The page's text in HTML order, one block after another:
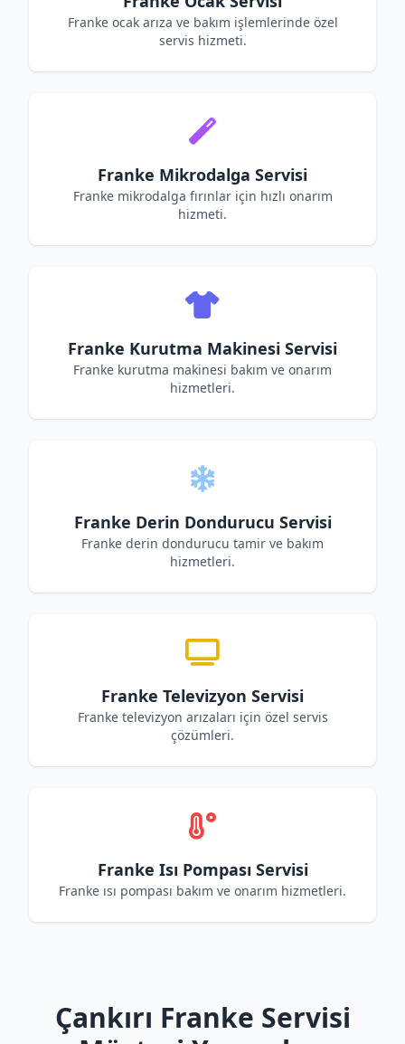
Franke ocak arıza ve bakım işlemlerinde özel
servis hizmeti.
Franke Mikrodalga Servisi
Franke mikrodalga fırınlar için hızlı onarım
hizmeti.
Franke Kurutma Makinesi Servisi
Franke kurutma makinesi bakım ve onarım
hizmetleri.
Franke Derin Dondurucu Servisi
Franke derin dondurucu tamir ve bakım
hizmetleri.
Franke Televizyon Servisi
Franke televizyon arızaları için özel servis
çözümleri.
Franke Isı Pompası Servisi
Franke ısı pompası bakım ve onarım hizmetleri.
Çankırı Franke Servisi